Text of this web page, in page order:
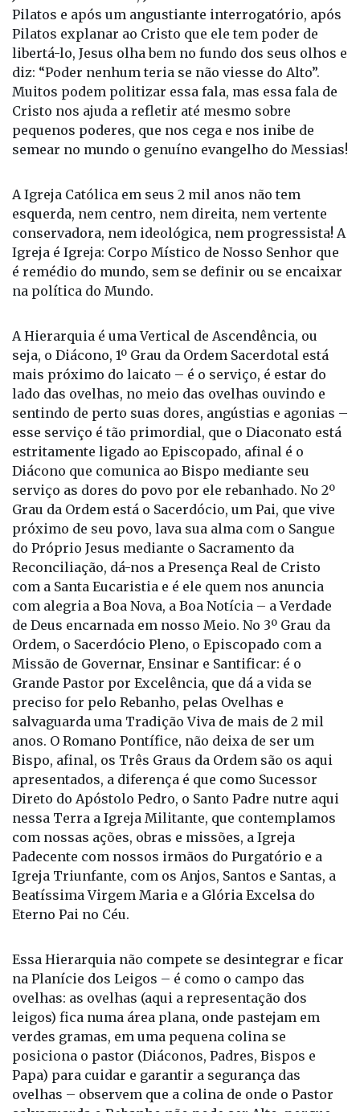
Muitos podem politizar essa fala, mas essa fala de
Cristo nos ajuda a refletir até mesmo sobre
pequenos poderes, que nos cega e nos inibe de
semear no mundo o genuíno evangelho do Messias!
A Igreja Católica em seus 2 mil anos não tem
esquerda, nem centro, nem direita, nem vertente
conservadora, nem ideológica, nem progressista! A
é remédio do mundo, sem se definir ou se encaixar
na política do Mundo.
A Hierarquia é uma Vertical de Ascendência, ou
seja, o Diácono, 1º Grau da Ordem Sacerdotal está
mais próximo do laicato – é o serviço, é estar do
sentindo de perto suas dores, angústias e agonias –
esse serviço é tão primordial, que o Diaconato está
estritamente ligado ao Episcopado, afinal é o
Diácono que comunica ao Bispo mediante seu
serviço as dores do povo por ele rebanhado. No 2º
Grau da Ordem está o Sacerdócio, um Pai, que vive
próximo de seu povo, lava sua alma com o Sangue
do Próprio Jesus mediante o Sacramento da
Reconciliação, dá-nos a Presença Real de Cristo
com a Santa Eucaristia e é ele quem nos anuncia
com alegria a Boa Nova, a Boa Notícia – a Verdade
de Deus encarnada em nosso Meio. No 3º Grau da
Ordem, o Sacerdócio Pleno, o Episcopado com a
Missão de Governar, Ensinar e Santificar: é o
Grande Pastor por Excelência, que dá a vida se
preciso for pelo Rebanho, pelas Ovelhas e
salvaguarda uma Tradição Viva de mais de 2 mil
anos. O Romano Pontífice, não deixa de ser um
Bispo, afinal, os Três Graus da Ordem são os aqui
apresentados, a diferença é que como Sucessor
Direto do Apóstolo Pedro, o Santo Padre nutre aqui
nessa Terra a Igreja Militante, que contemplamos
com nossas ações, obras e missões, a Igreja
Padecente com nossos irmãos do Purgatório e a
Igreja Triunfante, com os Anjos, Santos e Santas, a
Beatíssima Virgem Maria e a Glória Excelsa do
Eterno Pai no Céu.
Essa Hierarquia não compete se desintegrar e ficar
na Planície dos Leigos – é como o campo das
ovelhas: as ovelhas (aqui a representação dos
verdes gramas, em uma pequena colina se
posiciona o pastor (Diáconos, Padres, Bispos e
Papa) para cuidar e garantir a segurança das
ovelhas – observem que a colina de onde o Pastor
salvaguarda o Rebanho não pode ser Alto, porque
até descer o lobo pode dizimar as ovelhas e nem
distante, porque pode ocorrer a mesma tragédia.
Assim é o clericalismo.